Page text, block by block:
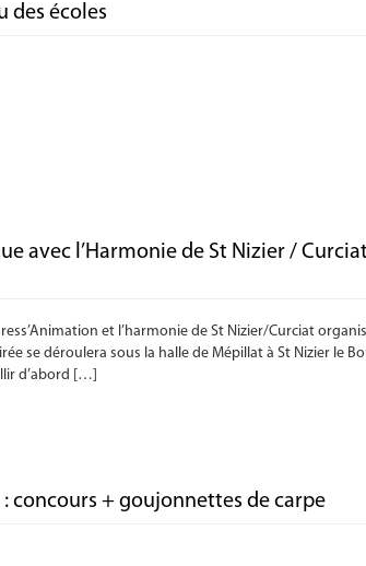
des écoles
avec l’Harmonie de St Nizier /
et l’harmonie de St Nizier/Curciat
se déroulera sous la halle de Mépillat à St Nizier le
d’abord […]
: concours + goujonnettes de carpe